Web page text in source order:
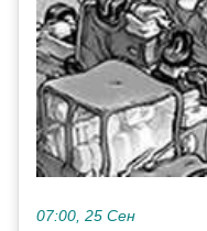
07:00, 25 Сен